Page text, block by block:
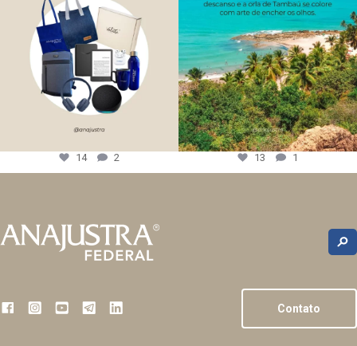
14 2 13 1
Contato